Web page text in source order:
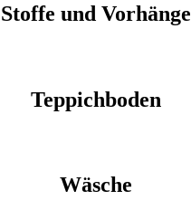
Stoffe und Vorhänge
Teppichboden
Wäsche